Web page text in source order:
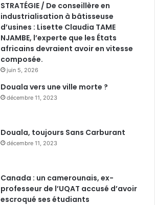
STRATÉGIE / De conseillère en
industrialisation à bâtisseuse
d’usines : Lisette Claudia TAME
NJAMBE, l’experte que les États
africains devraient avoir en vitesse
composée.
juin 5, 2026
Douala vers une ville morte ?
décembre 11, 2023
Douala, toujours Sans Carburant
décembre 11, 2023
Canada : un camerounais, ex-
professeur de l’UQAT accusé d’avoir
escroqué ses étudiants